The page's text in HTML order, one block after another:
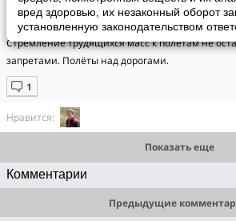
вред здоровью, их незаконный оборот
установленную законодательством
Знакомство с параглайдером
Стремление трудящихся масс к полётам не
запретами. Полёты над дорогами.
Нравится:
Показать еще
Комментарии
Предыдущие